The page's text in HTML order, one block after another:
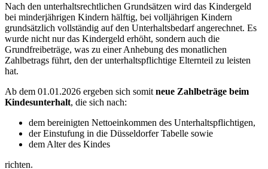
Nach den unterhaltsrechtlichen Grundsätzen wird das Kindergeld
bei minderjährigen Kindern hälftig, bei volljährigen Kindern
grundsätzlich vollständig auf den Unterhaltsbedarf angerechnet. Es
wurde nicht nur das Kindergeld erhöht, sondern auch die
Grundfreibeträge, was zu einer Anhebung des monatlichen
Zahlbetrags führt, den der unterhaltspflichtige Elternteil zu leisten
hat.
Ab dem 01.01.2026 ergeben sich somit neue Zahlbeträge beim
Kindesunterhalt, die sich nach:
dem bereinigten Nettoeinkommen des Unterhaltspflichtigen,
der Einstufung in die Düsseldorfer Tabelle sowie
dem Alter des Kindes
richten.